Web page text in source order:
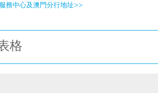
務中心及澳門分行地址>>
格